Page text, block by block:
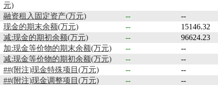
元)
融资租入固定资产(万元) --
--
现金的期末余额(万元)
--
15146.32
减:现金的期初余额(万元)
--
96624.23
加:现金等价物的期末余额(万元)
--
--
减:现金等价物的期初余额(万元)
--
--
##(附注)现金特殊项目(万元)
--
--
##(附注)现金调整项目(万元)
--
--